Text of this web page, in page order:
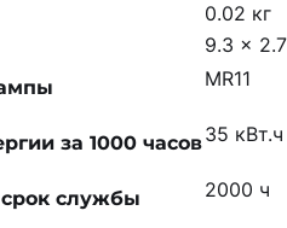
0.02 кг
9.3 ×
MR11
за 1000 часов35 кВт.ч
службы 2000 ч